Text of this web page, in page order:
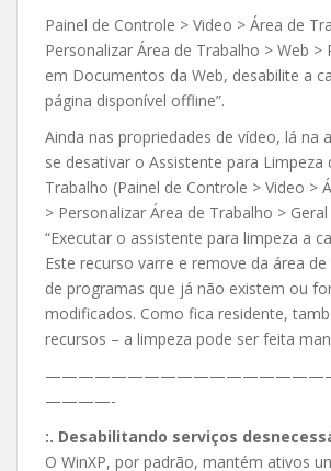
Painel de Controle > Video > Área de
Personalizar Área de Trabalho > Web >
em Documentos da Web, desabilite a
página disponível offline”.
Ainda nas propriedades de vídeo, lá na
se desativar o Assistente para Limpeza
Trabalho (Painel de Controle > Video >
> Personalizar Área de Trabalho >
“Executar o assistente para limpeza a
Este recurso varre e remove da área
de programas que já não existem ou
modificados. Como fica residente,
recursos – a limpeza pode ser feita
————-
:. Desabilitando serviços
O WinXP, por padrão, mantém ativos